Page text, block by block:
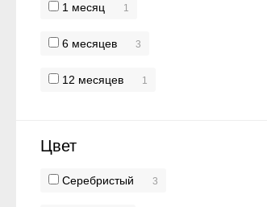
1 месяц 1
6 месяцев 3
12 месяцев 1
Цвет
Серебристый 3